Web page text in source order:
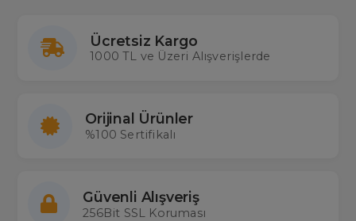
Ücretsiz Kargo
1000 TL ve Üzeri Alışverişlerde
Orijinal Ürünler
%100 Sertifikalı
Güvenli Alışveriş
256Bit SSL Koruması